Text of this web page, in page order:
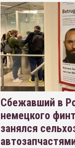
Сбежавший в
немецкого
занялся